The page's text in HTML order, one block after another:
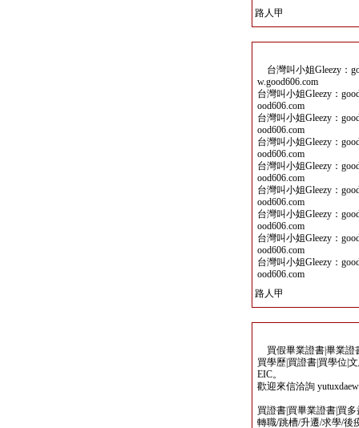
路人甲
台灣叫小姐Gleezy：
w.good606.com
台灣叫小姐Gleezy：
ood606.com
台灣叫小姐Gleezy：
ood606.com
台灣叫小姐Gleezy：
ood606.com
台灣叫小姐Gleezy：
ood606.com
台灣叫小姐Gleezy：
ood606.com
台灣叫小姐Gleezy：
ood606.com
台灣叫小姐Gleezy：
ood606.com
台灣叫小姐Gleezy：
ood606.com
路人甲
買假畢業證書|畢業證
買學歷|買證書|買學位|
EIC。
歡迎來信洽詢
買證書|買畢業證書|買多
轉職/跳槽/升遷/求學/後